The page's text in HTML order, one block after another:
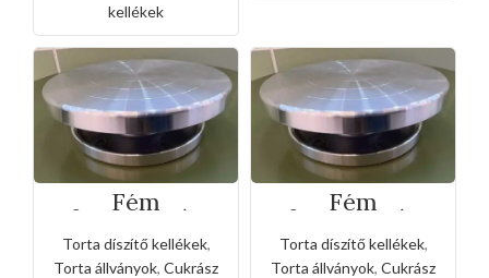
kellékek
Fém
forgathatós
torta állvány 20
cm
Torta díszítő kellékek,
Torta állványok, Cukrász
Fém
forgathatós
torta állvány 30
cm
Torta díszítő kellékek,
Torta állványok, Cukrász